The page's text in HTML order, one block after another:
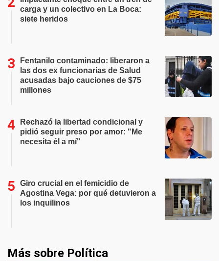
carga y un colectivo en La Boca:
siete heridos
Fentanilo contaminado: liberaron a
las dos ex funcionarias de Salud
acusadas bajo cauciones de $75
millones
Rechazó la libertad condicional y
pidió seguir preso por amor: "Me
necesita él a mí"
Giro crucial en el femicidio de
Agostina Vega: por qué detuvieron a
los inquilinos
Más sobre Política